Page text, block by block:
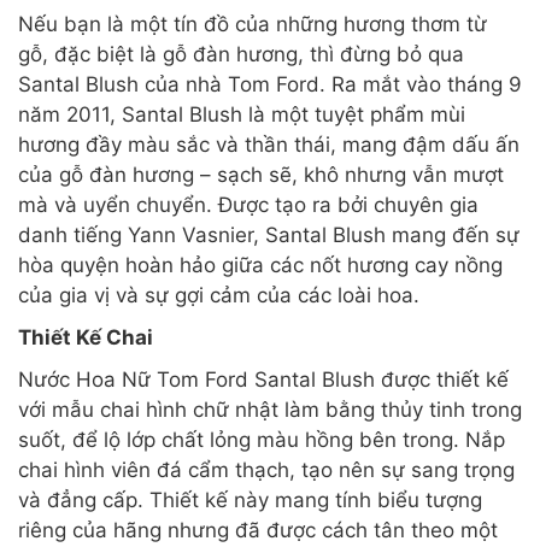
Nếu bạn là một tín đồ của những hương thơm từ
gỗ, đặc biệt là gỗ đàn hương, thì đừng bỏ qua
Santal Blush của nhà Tom Ford. Ra mắt vào tháng 9
năm 2011, Santal Blush là một tuyệt phẩm mùi
hương đầy màu sắc và thần thái, mang đậm dấu ấn
của gỗ đàn hương – sạch sẽ, khô nhưng vẫn mượt
mà và uyển chuyển. Được tạo ra bởi chuyên gia
danh tiếng Yann Vasnier, Santal Blush mang đến sự
hòa quyện hoàn hảo giữa các nốt hương cay nồng
của gia vị và sự gợi cảm của các loài hoa.
Thiết Kế Chai
Nước Hoa Nữ Tom Ford Santal Blush được thiết kế
với mẫu chai hình chữ nhật làm bằng thủy tinh trong
suốt, để lộ lớp chất lỏng màu hồng bên trong. Nắp
chai hình viên đá cẩm thạch, tạo nên sự sang trọng
và đẳng cấp. Thiết kế này mang tính biểu tượng
riêng của hãng nhưng đã được cách tân theo một